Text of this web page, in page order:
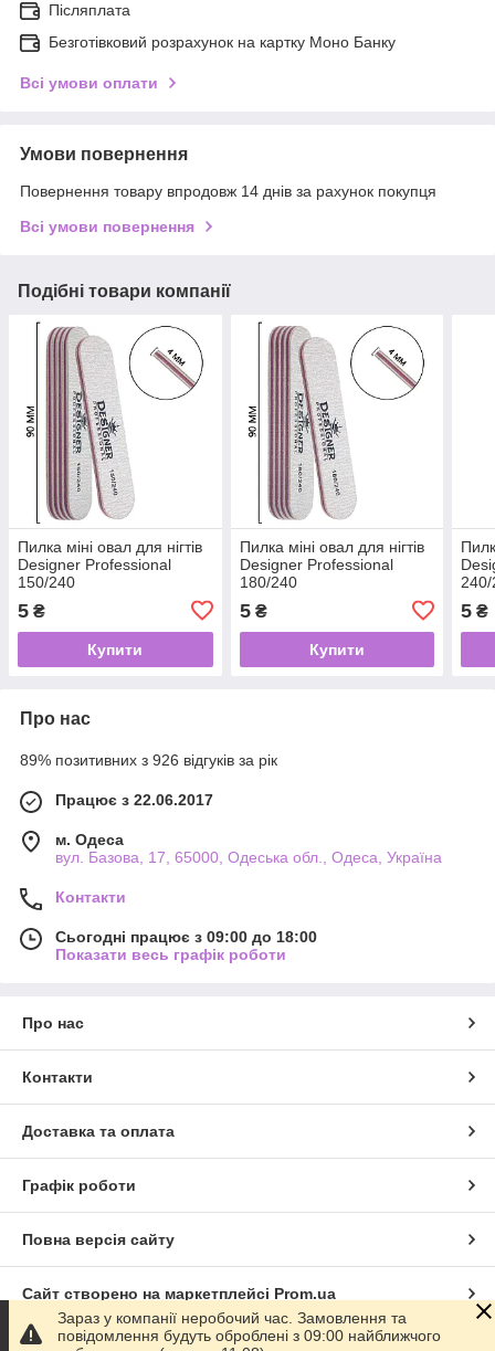
Післяплата
Безготівковий розрахунок на картку Моно Банку
Всі умови оплати
Умови повернення
Повернення товару впродовж 14 днів за рахунок покупця
Всі умови повернення
Подібні товари компанії
Пилка міні овал для нігтів
Designer Professional
150/240
5 ₴
Купити
Пилка міні овал для нігтів
Designer Professional
180/240
5₴
Купити
5 ₴
Про нас
89% позитивних з 926 відгуків за рік
Працює з 22.06.2017
м. Одеса
вул. Базова, 17, 65000, Одеська обл., Одеса, Україна
Контакти
Сьогодні працює з 09:00 до 18:00
Показати весь графік роботи
Про нас
Контакти
Доставка та оплата
Графік роботи
Повна версія сайту
Сайт створено на маркетплейсі Prom.ua
Зараз у компанії неробочий час. Замовлення та
повідомлення будуть оброблені з 09:00 найближчого